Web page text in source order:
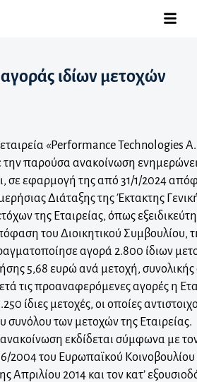
ιδίων μετοχών
«Performance Technologies
την παρούσα ανακοίνωση ενημερώνει
σε εφαρμογή της από 31/1/2024
Διάταξης της Έκτακτης
της Εταιρείας, όπως
του Διοικητικού Συμβουλίου,
αγορά 2.800 ίδιων
5,68 ευρώ ανά μετοχή,
τις προαναφερόμενες αγορές η
ίδιες μετοχές, οι οποίες
συνόλου των μετοχών της Εταιρείας.
εκδίδεται σύμφωνα με
2004 του Ευρωπαϊκού Κοινοβουλίου
Απριλίου 2014 και τον κατ’